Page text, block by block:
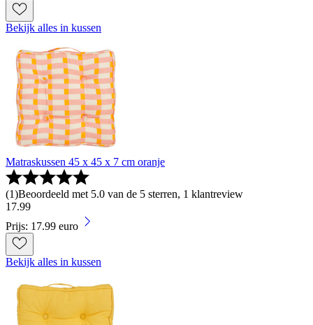
Bekijk alles in kussen
Matraskussen 45 x 45 x 7 cm oranje
(1)Beoordeeld met 5.0 van de 5 sterren, 1 klantreview
17.99
Prijs: 17.99 euro
Bekijk alles in kussen